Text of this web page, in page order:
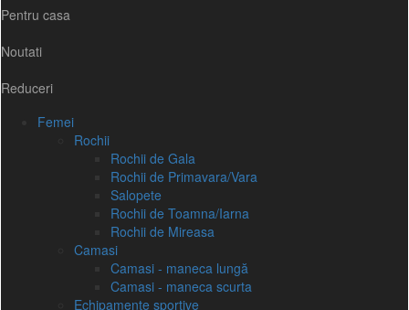
Pentru casa
Noutati
Reduceri
Femei
Rochii
Rochii de Gala
Rochii de Primavara/Vara
Salopete
Rochii de Toamna/Iarna
Rochii de Mireasa
Camasi
Camasi - maneca lungă
Camasi - maneca scurta
Echipamente sportive